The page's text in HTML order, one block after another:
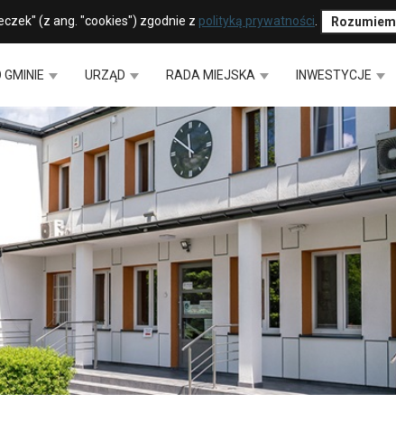
(z ang. "cookies") zgodnie z polityką prywatności Rozumiem
GMINIE URZĄD RADA MIEJSKA INWESTYCJE